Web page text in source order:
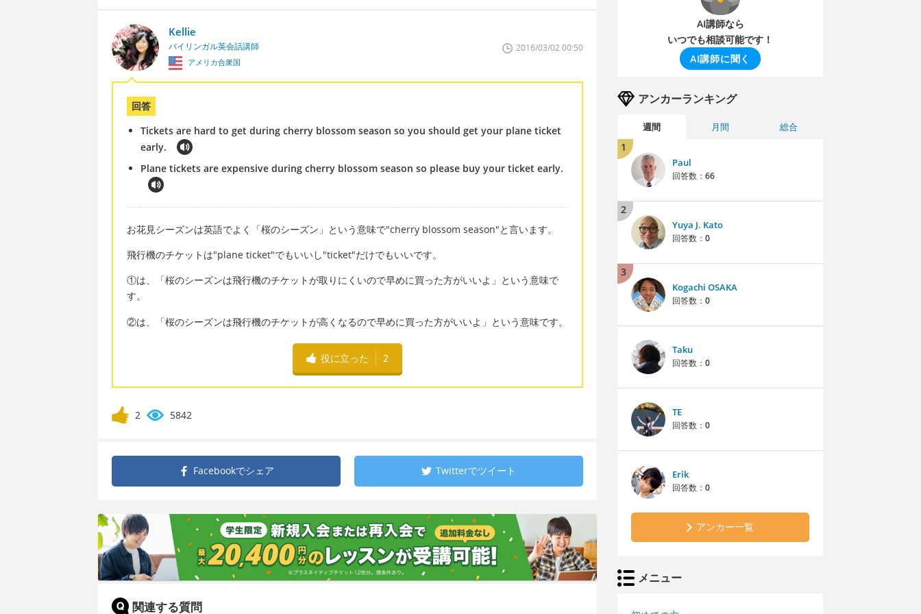
Kellie
バイリンガル英会話講師
アメリカ合衆国
2016/03/02 00:50
回答
Tickets are hard to get during cherry blossom season so you should get your plane ticket
early.
Plane tickets are expensive during cherry blossom season so please buy your ticket early.
お花見シーズンは英語でよく「桜のシーズン」という意味で"cherry blossom season"と言います。
飛行機のチケットは"plane ticket"でもいいし"ticket"だけでもいいです。
①は、「桜のシーズンは飛行機のチケットが取りにくいので早めに買った方がいいよ」という意味で
す。
②は、「桜のシーズンは飛行機のチケットが高くなるので早めに買った方がいいよ」という意味です。
役に立った 2
2 5842
Facebookでシェア Twitterでツイート
関連する質問
AI講師なら
いつでも相談可能です！
AI講師に聞く
アンカーランキング
週間 月間 総合
1
Paul
回答数： 66
2
Yuya J. Kato
回答数： 0
3
Kogachi OSAKA
回答数： 0
Taku
回答数： 0
TE
回答数： 0
Erik
回答数： 0
アンカー一覧
メニュー